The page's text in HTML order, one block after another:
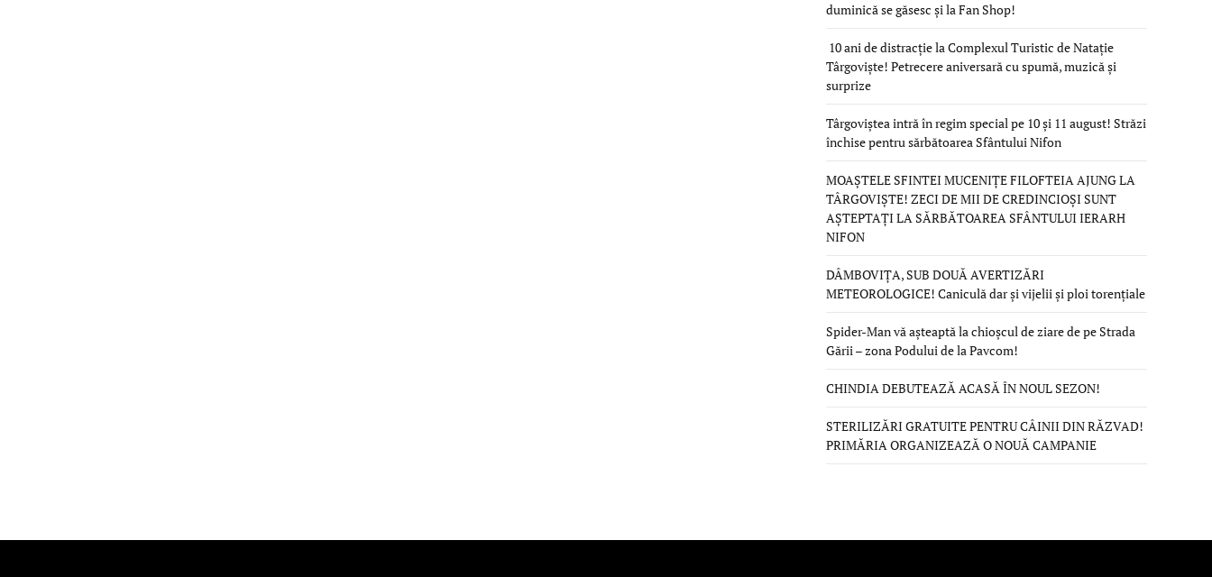
duminică se găsesc și la Fan Shop!
10 ani de distracție la Complexul Turistic de Natație
Târgoviște! Petrecere aniversară cu spumă, muzică și
surprize
Târgoviștea intră în regim special pe 10 și 11 august! Străzi
închise pentru sărbătoarea Sfântului Nifon
MOAȘTELE SFINTEI MUCENIȚE FILOFTEIA AJUNG LA
TÂRGOVIȘTE! ZECI DE MII DE CREDINCIOȘI SUNT
AȘTEPTAȚI LA SĂRBĂTOAREA SFÂNTULUI IERARH
NIFON
DÂMBOVIȚA, SUB DOUĂ AVERTIZĂRI
METEOROLOGICE! Caniculă dar și vijelii și ploi torențiale
Spider-Man vă așteaptă la chioșcul de ziare de pe Strada
Gării – zona Podului de la Pavcom!
CHINDIA DEBUTEAZĂ ACASĂ ÎN NOUL SEZON!
STERILIZĂRI GRATUITE PENTRU CÂINII DIN RĂZVAD!
PRIMĂRIA ORGANIZEAZĂ O NOUĂ CAMPANIE